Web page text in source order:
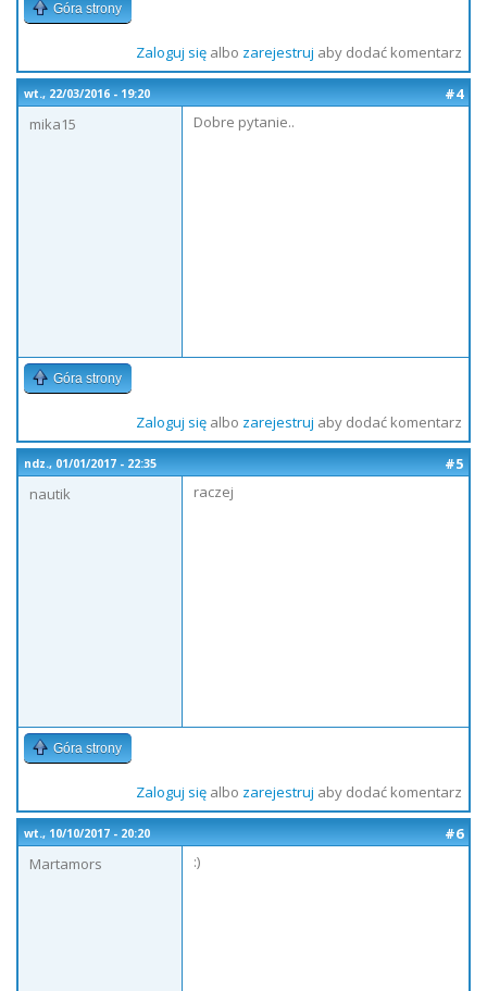
Góra strony
Zaloguj sięalbo zarejestruj aby dodać komentarz
wt., 22/03/2016 - 19:20
#4
mika15
Dobre pytanie..
Góra strony
Zaloguj sięalbo zarejestruj aby dodać komentarz
ndz., 01/01/2017 - 22:35
#5
nautik
raczej
Góra strony
Zaloguj sięalbo zarejestruj aby dodać komentarz
wt., 10/10/2017 - 20:20
#6
Martamors
:)